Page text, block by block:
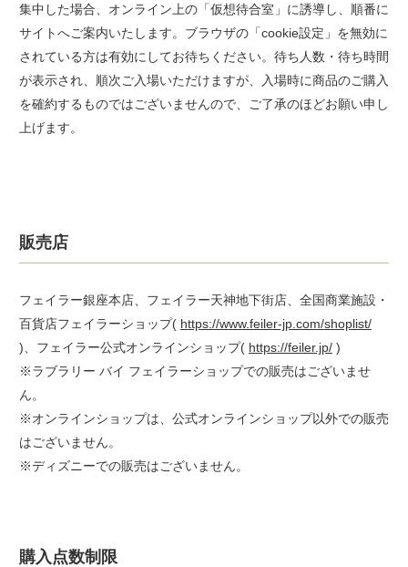
集中した場合、オンライン上の「仮想待合室」に誘導し、順番に
サイトへご案内いたします。ブラウザの「cookie設定」を無効に
されている方は有効にしてお待ちください。待ち人数・待ち時間
が表示され、順次ご入場いただけますが、入場時に商品のご購入
を確約するものではございませんので、ご了承のほどお願い申し
上げます。
販売店
フェイラー銀座本店、フェイラー天神地下街店、全国商業施設・
百貨店フェイラーショップ( https://www.feiler-jp.com/shoplist/
)、フェイラー公式オンラインショップ( https://feiler.jp/)
※ラブラリー バイ フェイラーショップでの販売はございませ
ん。
※オンラインショップは、公式オンラインショップ以外での販売
はございません。
※ディズニーでの販売はございません。
購入点数制限